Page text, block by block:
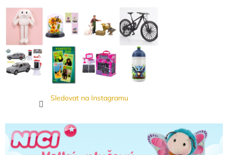
Sledovat na Instagramu